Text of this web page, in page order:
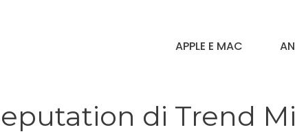
APPLE E MAC
di Trend